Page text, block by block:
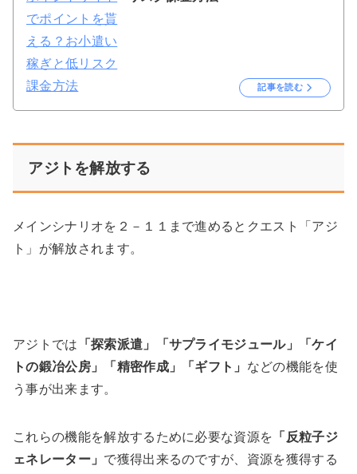
記事を読む
アジトを解放する
メインシナリオを２－１１まで進めるとクエスト「アジ
ト」が解放されます。
アジトでは 「探索派遣」「サプライモジュール」「ケイ
トの鍛冶公房」「精密作成」「ギフト」 などの機能を使
う事が出来ます。
これらの機能を解放するために必要な資源を 「反粒子ジ
ェネレーター」 で獲得出来るのですが、資源を獲得する